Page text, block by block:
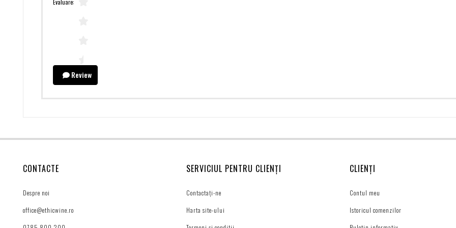
Evaluare:
Review
CONTACTE
Despre noi
office@ethicwine.ro
SERVICIUL PENTRU CLIENȚI
Contactați-ne
Harta site-ului
CLIENȚI
Contul meu
Istoricul comenzilor